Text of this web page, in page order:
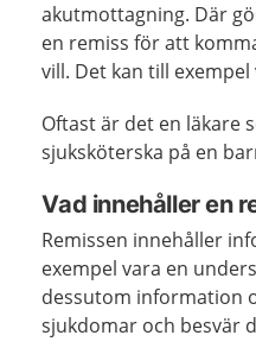
akutmottagning. Där
en remiss för att
vill. Det kan till
Oftast är det en läkare
sjuksköterska på en
Vad innehåller en
Remissen innehåller
exempel vara en
dessutom information
sjukdomar och besvär